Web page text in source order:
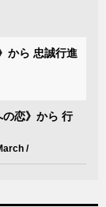
から 忠誠行進
恋》から 行
/